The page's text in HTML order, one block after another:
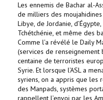
Les ennemis de Bachar al-
de milliers des moujahidines
Libye, de Jordanie,
Tchétchénie, et même des
Comme l’a révélé le Daily
(services de renseignement
centaine de terroristes
Syrie. Et lorsque l’ASL a
syriens, on a appris que les
des Manpads, systèmes
rappellent l’envoi par les